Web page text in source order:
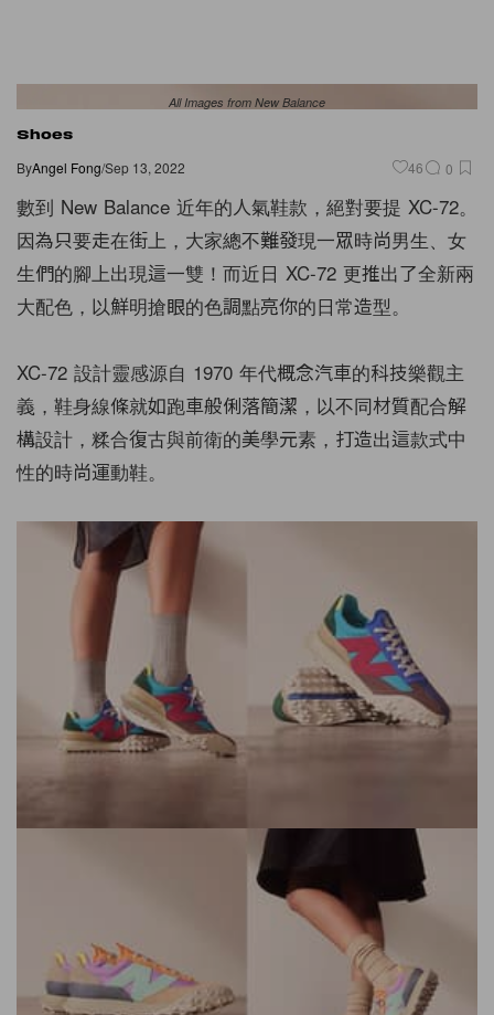
All Images from New Balance
Shoes
ByAngel Fong/Sep 13, 2022 46 0
數到 New Balance 近年的人氣鞋款，絕對要提 XC-72。
因為只要走在街上，大家總不難發現一眾時尚男生、女
生們的腳上出現這一雙！而近日 XC-72 更推出了全新兩
大配色，以鮮明搶眼的色調點亮你的日常造型。
XC-72 設計靈感源自 1970 年代概念汽車的科技樂觀主
義，鞋身線條就如跑車般俐落簡潔，以不同材質配合解
構設計，糅合復古與前衛的美學元素，打造出這款式中
性的時尚運動鞋。